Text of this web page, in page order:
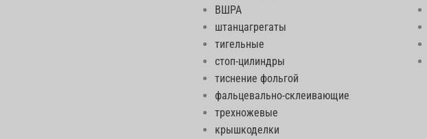
ВШРА
штанцагрегаты
тигельные
стоп-цилиндры
тиснение фольгой
фальцевально-склеивающие
трехножевые
крышкоделки